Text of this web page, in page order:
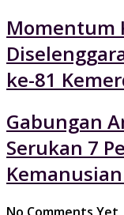
Momentum
ke-81
Gabungan
Serukan 7